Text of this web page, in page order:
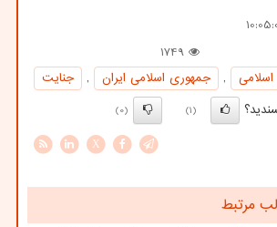
1749
اسلامی , جمهوری اسلامی ایران ,
جنایت
(1)
(0)
X
مرتبط